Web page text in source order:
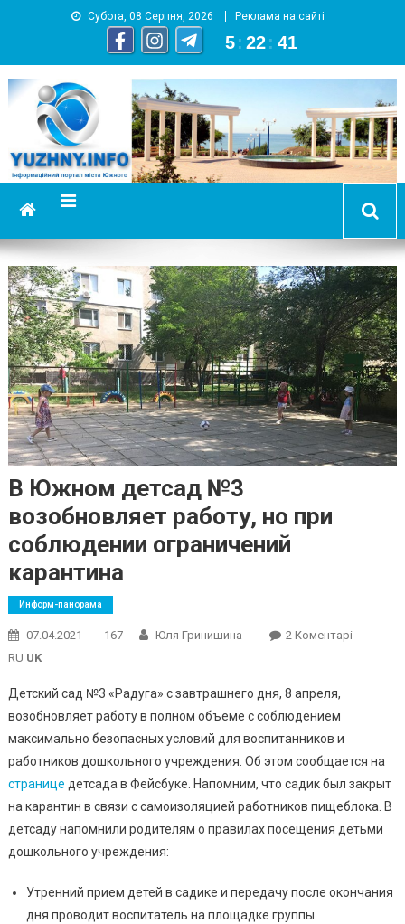
Субота, 08 Серпня, 2026 Реклама на сайті
5 : 22 : 42
YUZHNY.INFO
информационный портал города Южный
В Южном детсад №3
возобновляет работу, но при
соблюдении ограничений
карантина
Информ-панорама
07.04.2021 167 Юля Гринишина 2 КоментаріДо
Работу,
Но
При
RU UK
Детский сад №3 «Радуга» с завтрашнего дня, 8 апреля,
возобновляет работу в полном объеме с соблюдением
максимально безопасных условий для воспитанников и
работников дошкольного учреждения. Об этом сообщается на
странице детсада в Фейсбуке. Напомним, что садик был закрыт
на карантин в связи с самоизоляцией работников пищеблока. В
детсаду напомнили родителям о правилах посещения детьми
дошкольного учреждения:
Утренний прием детей в садике и передачу после окончания
дня проводит воспитатель на площадке группы.